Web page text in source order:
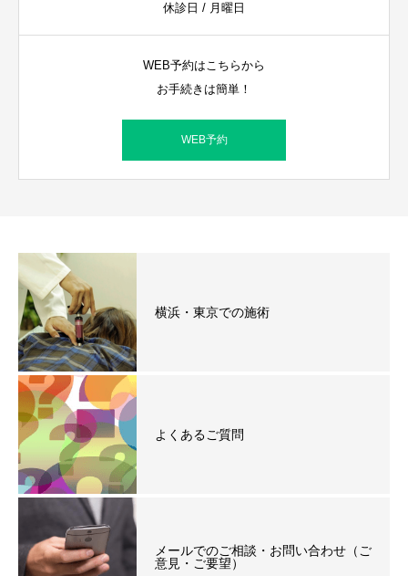
休診日 / 月曜日
WEB予約はこちらから
お手続きは簡単！
WEB予約
横浜・東京での施術
よくあるご質問
メールでのご相談・お問い合わせ（ご
意見・ご要望）